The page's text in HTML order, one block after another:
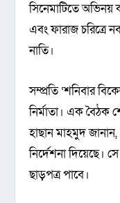
সিনেমাটিতে
এবং ফারাজ চরিত্রে
নাতি।
সম্প্রতি ‘শনিবার
নির্মাতা। এক বৈঠক
হাছান মাহমুদ
নির্দেশনা দিয়েছে।
ছাড়পত্র পাবে।